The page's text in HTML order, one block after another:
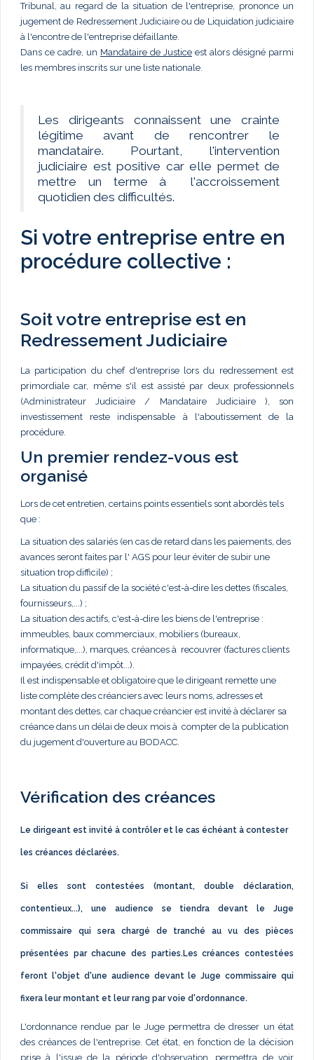
Tribunal, au regard de la situation de l'entreprise, prononce un
jugement de Redressement Judiciaire ou de Liquidation judiciaire
à l'encontre de l'entreprise défaillante.
Dans ce cadre, un Mandataire de Justice est alors désigné parmi
les membres inscrits sur une liste nationale.
Les dirigeants connaissent une crainte
légitime avant de rencontrer le
mandataire. Pourtant, l'intervention
judiciaire est positive car elle permet de
mettre un terme à l'accroissement
quotidien des difficultés.
Si votre entreprise entre en
procédure collective :
Soit votre entreprise est en
Redressement Judiciaire
La participation du chef d'entreprise lors du redressement est
primordiale car, même s'il est assisté par deux professionnels
(Administrateur Judiciaire / Mandataire Judiciaire ), son
investissement reste indispensable à l'aboutissement de la
procédure.
Un premier rendez-vous est
organisé
Lors de cet entretien, certains points essentiels sont abordés tels
que :
La situation des salariés (en cas de retard dans les paiements, des
avances seront faites par l' AGS pour leur éviter de subir une
situation trop difficile) ;
La situation du passif de la société c'est-à-dire les dettes (fiscales,
fournisseurs,...) ;
La situation des actifs, c'est-à-dire les biens de l'entreprise :
immeubles, baux commerciaux, mobiliers (bureaux,
informatique,...), marques, créances à recouvrer (factures clients
impayées, crédit d'impôt...).
Il est indispensable et obligatoire que le dirigeant remette une
liste complète des créanciers avec leurs noms, adresses et
montant des dettes, car chaque créancier est invité à déclarer sa
créance dans un délai de deux mois à compter de la publication
du jugement d'ouverture au BODACC.
Vérification des créances
Le dirigeant est invité à contrôler et le cas échéant à contester
les créances déclarées.
Si elles sont contestées (montant, double déclaration,
contentieux...), une audience se tiendra devant le Juge
commissaire qui sera chargé de tranché au vu des pièces
présentées par chacune des parties.Les créances contestées
feront l'objet d'une audience devant le Juge commissaire qui
fixera leur montant et leur rang par voie d'ordonnance.
L'ordonnance rendue par le Juge permettra de dresser un état
des créances de l'entreprise. Cet état, en fonction de la décision
prise à l'issue de la période d'observation, permettra de voir